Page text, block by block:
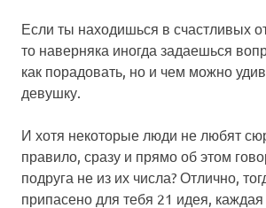
Если ты находишься в счастливых
то наверняка иногда задаешься
как порадовать, но и чем можно
девушку.
И хотя некоторые люди не любят
правило, сразу и прямо об этом
подруга не из их числа? Отлично,
припасено для тебя 21 идея, каждая